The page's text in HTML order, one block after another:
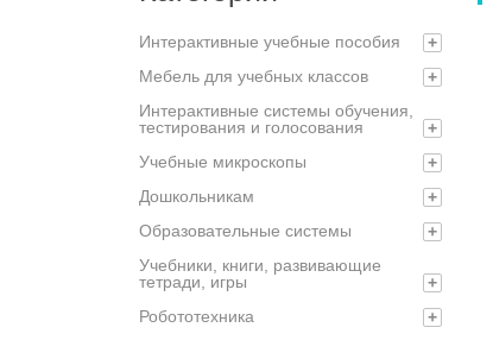
Интерактивные учебные пособия
+
Мебель для учебных классов
+
Интерактивные системы обучения,
тестирования и голосования
+
Учебные микроскопы
+
Дошкольникам
+
Образовательные системы
+
Учебники, книги, развивающие
тетради, игры
+
Робототехника
+